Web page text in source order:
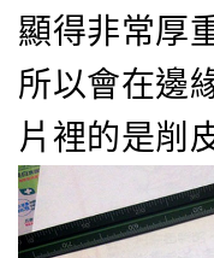
顯得非常厚
所以會在邊
片裡的是削